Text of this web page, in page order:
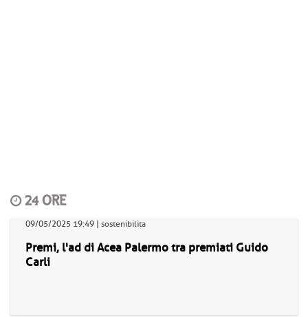
24 ORE
09/05/2025 19:49 | sostenibilita
Premi, l'ad di Acea Palermo tra premiati Guido
Carli